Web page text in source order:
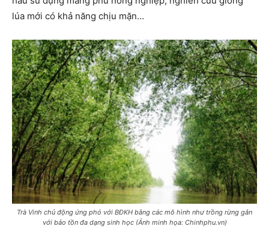
lúa mới có khả năng chịu mặn…
Trà Vinh chủ động ứng phó với BĐKH bằng các mô hình như trồng rừng gắn
với bảo tồn đa dạng sinh học (Ảnh minh họa: Chinhphu.vn)